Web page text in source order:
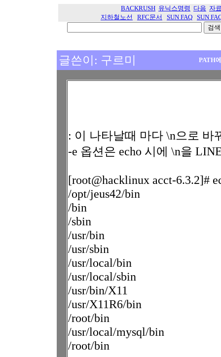
BACKRUSH 유닉스명령 다음 자
지하철노선
RFC문서 SUN FAQ SUN
글쓴이: 구르미 PATH
: 이 나타날때 마다 \n으로 바
-e 옵션은 echo 시에 \n을
[root@hacklinux acct-6.3.2]#
/opt/jeus42/bin
/bin
/sbin
/usr/bin
/usr/sbin
/usr/local/bin
/usr/local/sbin
/usr/bin/X11
/usr/X11R6/bin
/root/bin
/usr/local/mysql/bin
/root/bin